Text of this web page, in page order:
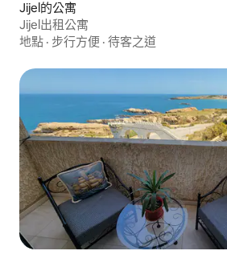
Jijel的公寓
Jijel出租公寓
地點 · 步行方便 · 待客之道